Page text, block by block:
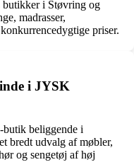
i Støvring og
madrasser,
priser.
i JYSK
beliggende i
bredt udvalg af møbler,
og sengetøj af høj